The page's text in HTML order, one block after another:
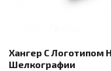
Хангер С
Шелкографии